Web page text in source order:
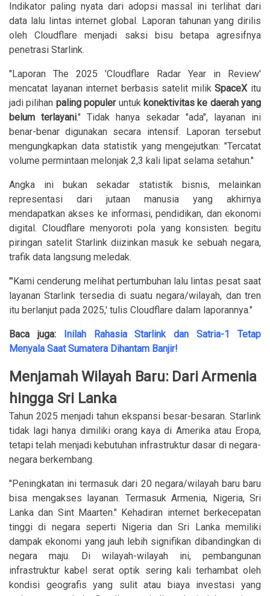
Indikator paling nyata dari adopsi massal ini terlihat dari
data lalu lintas internet global. Laporan tahunan yang dirilis
oleh Cloudflare menjadi saksi bisu betapa agresifnya
penetrasi Starlink.
"Laporan The 2025 'Cloudflare Radar Year in Review'
mencatat layanan internet berbasis satelit milikSpaceXitu
jadi pilihan paling populeruntuk konektivitas ke daerah yang
belum terlayani." Tidak hanya sekadar "ada", layanan ini
benar-benar digunakan secara intensif. Laporan tersebut
mengungkapkan data statistik yang mengejutkan: "Tercatat
volume permintaan melonjak 2,3 kali lipat selama setahun."
Angka ini bukan sekadar statistik bisnis, melainkan
representasi dari jutaan manusia yang akhirnya
mendapatkan akses ke informasi, pendidikan, dan ekonomi
digital. Cloudflare menyoroti pola yang konsisten: begitu
piringan satelit Starlink diizinkan masuk ke sebuah negara,
trafik data langsung meledak.
"'Kami cenderung melihat pertumbuhan lalu lintas pesat saat
layanan Starlink tersedia di suatu negara/wilayah, dan tren
itu berlanjut pada 2025,' tulis Cloudflare dalam laporannya."
Baca juga:
Inilah Rahasia Starlink dan Satria-1 Tetap
Menyala Saat Sumatera Dihantam Banjir!
Menjamah Wilayah Baru: Dari Armenia
hingga Sri Lanka
Tahun 2025 menjadi tahun ekspansi besar-besaran. Starlink
tidak lagi hanya dimiliki orang kaya di Amerika atau Eropa,
tetapi telah menjadi kebutuhan infrastruktur dasar di negara-
negara berkembang.
"Peningkatan ini termasuk dari 20 negara/wilayah baru baru
bisa mengakses layanan. Termasuk Armenia, Nigeria, Sri
Lanka dan Sint Maarten." Kehadiran internet berkecepatan
tinggi di negara seperti Nigeria dan Sri Lanka memiliki
dampak ekonomi yang jauh lebih signifikan dibandingkan di
negara maju. Di wilayah-wilayah ini, pembangunan
infrastruktur kabel serat optik sering kali terhambat oleh
kondisi geografis yang sulit atau biaya investasi yang